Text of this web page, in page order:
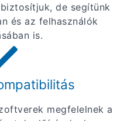
de segítünk
és az felhasználók
is.
megfelelnek a